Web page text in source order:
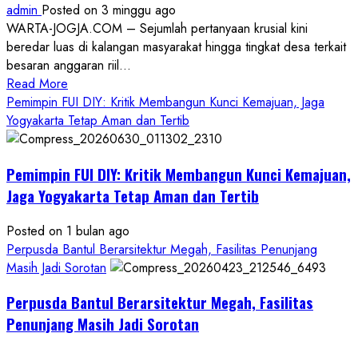
admin Posted on 3 minggu ago
WARTA-JOGJA.COM – Sejumlah pertanyaan krusial kini
beredar luas di kalangan masyarakat hingga tingkat desa terkait
besaran anggaran riil...
Read More
more
about
Anggaran
KDMP
Rp1,6
Diduga
Hanya
Separuhnya
Cair
ke
Pemimpin FUI DIY: Kritik Membangun Kunci Kemajuan, Jaga
Yogyakarta Tetap Aman dan Tertib
Pemimpin FUI DIY: Kritik Membangun Kunci Kemajuan,
Jaga Yogyakarta Tetap Aman dan Tertib
Posted on 1 bulan ago
Perpusda Bantul Berarsitektur Megah, Fasilitas Penunjang
Masih Jadi Sorotan
Perpusda Bantul Berarsitektur Megah, Fasilitas
Penunjang Masih Jadi Sorotan